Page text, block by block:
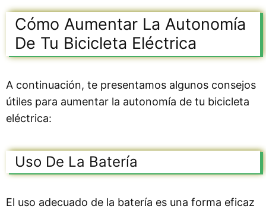
Cómo Aumentar La Autonomía
De Tu Bicicleta Eléctrica
A continuación, te presentamos algunos consejos
útiles para aumentar la autonomía de tu bicicleta
eléctrica:
Uso De La Batería
El uso adecuado de la batería es una forma eficaz